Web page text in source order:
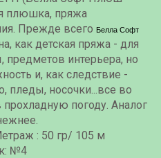
плюшка, пряжа
Прежде всего Белла Софт
как детская пряжа - для
интерьера, но
и, как следствие -
пледы, носочки...все во
прохладную погоду. Аналог
: 50 гр/ 105 м
№4